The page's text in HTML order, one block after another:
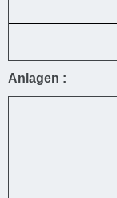
Anlagen :